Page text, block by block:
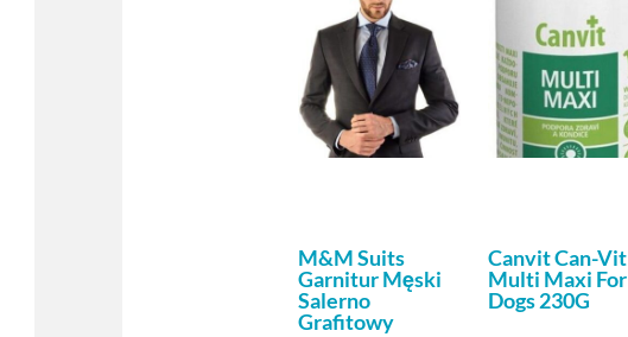
M&M Suits
Garnitur Męski
Salerno
Grafitowy
Canvit Can-Vit
Multi Maxi For
Dogs 230G